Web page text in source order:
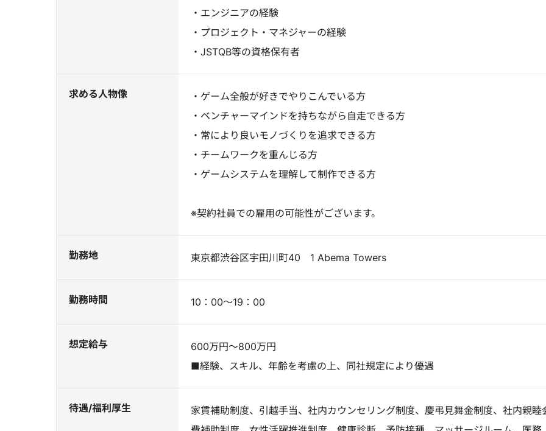
・エンジニアの経験
・プロジェクト・マネジャーの経験
・JSTQB等の資格保有者
求める人物像
・ゲーム全般が好きでやりこんでいる方
・ベンチャーマインドを持ちながら自走できる方
・常により良いモノづくりを追求できる方
・チームワークを重んじる方
・ゲームシステムを理解して制作できる方
※契約社員での雇用の可能性がございます。
勤務地 東京都渋谷区宇田川町40 1 Abema Towers
勤務時間 10：00～19：00
想定給与
600万円～800万円
■経験、スキル、年齢を考慮の上、同社規定により優遇
待遇/福利厚生
家賃補助制度、引越手当、社内カウンセリング制度、慶弔見舞金制度、社内親睦